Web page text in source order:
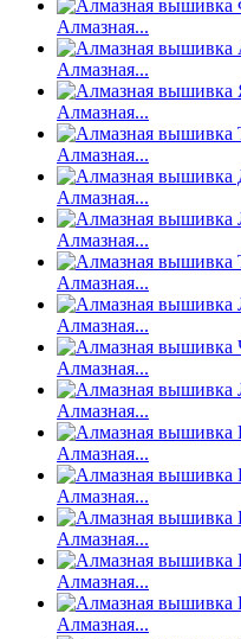
Алмазная...
Алмазная...
Алмазная...
Алмазная...
Алмазная...
Алмазная...
Алмазная...
Алмазная...
Алмазная...
Алмазная...
Алмазная...
Алмазная...
Алмазная...
Алмазная...
Алмазная...